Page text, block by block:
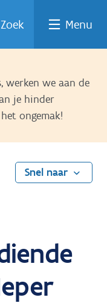
Zoek Menu
werken we aan de
je hinder
ongemak!
Snel naar